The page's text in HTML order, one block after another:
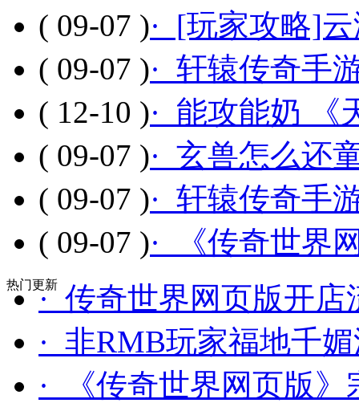
( 09-07 )· [玩家攻略]
( 09-07 )· 轩辕传奇手
( 12-10 )· 能攻能奶 《
( 09-07 )· 玄兽怎么还
( 09-07 )· 轩辕传奇手
( 09-07 )· 《传奇世界
热门更新· 传奇世界网页版开
· 非RMB玩家福地千
· 《传奇世界网页版